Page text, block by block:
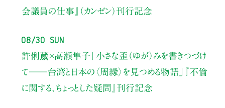
会議員の仕事』（カンゼン）刊行記念
08/30 Sun
許俐葳×高瀬隼子 「小さな歪（ゆが）みを書きつづけ
て――台湾と日本の〈周縁〉を見つめる物語」
『不倫
に関する、ちょっとした疑問』刊行記念